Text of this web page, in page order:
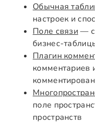
Обычная
настроек и
Поле связи —
бизнес-
Плагин
комментариев
поле
пространств